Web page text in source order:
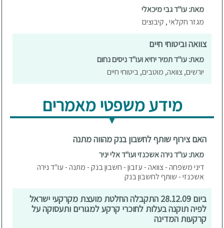
מאת: עו"ד גבי מיכאלי
מגזר חקלאי , קיבוצים
צוואה וביטוחי חיים
מאת: עו"ד תמיר יחיא ועו"ד ניסים נחום
יורשים, צוואה, מוטבים, ביטוחי חיים
מידע משפטי מאמרים
האם צירוף שותף לחשבון בנק מהווה מתנה
מאת: עו"ד נירה אשכנזי ועו"ד אלי יניר
דיני משפחה - צוואה - עזבון - חשבון בנק - מתנה - עו"ד נירה
אשכנזי - שותף לחשבון בנק
ביום 28.12.09 התקבלה החלטת מועצת מקרקעי ישראל
לפיה תוקנה בעלות לחוכרי קרקע למגורים ותעסוקה על
קרקעות המדינה